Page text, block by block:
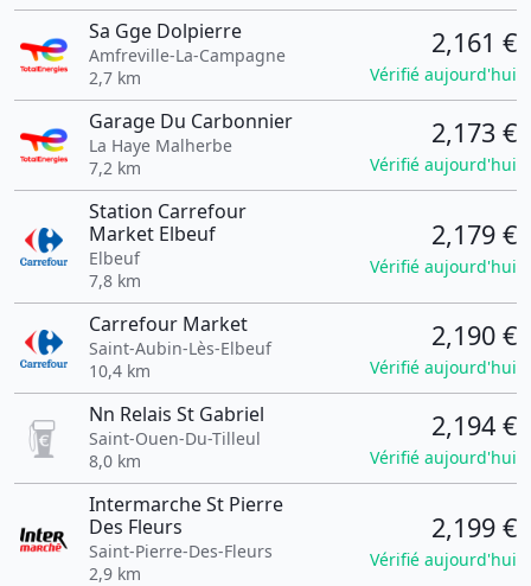
Sa Gge Dolpierre
Amfreville-La-Campagne
2,7 km
2,161 €
Vérifié aujourd'hui
Garage Du Carbonnier
La Haye Malherbe
7,2 km
2,173 €
Vérifié aujourd'hui
Station Carrefour
Market Elbeuf
Elbeuf
7,8 km
2,179 €
Vérifié aujourd'hui
Carrefour Market
Saint-Aubin-Lès-Elbeuf
10,4 km
2,190 €
Vérifié aujourd'hui
Nn Relais St Gabriel
Saint-Ouen-Du-Tilleul
8,0 km
2,194 €
Vérifié aujourd'hui
Intermarche St Pierre
Des Fleurs
Saint-Pierre-Des-Fleurs
2,9 km
2,199 €
Vérifié aujourd'hui